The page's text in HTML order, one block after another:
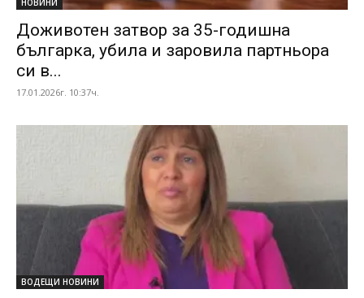
НОВИНИ
Доживотен затвор за 35-годишна
българка, убила и заровила партньора
си в...
17.01.2026г. 10:37ч.
ВОДЕЩИ НОВИНИ